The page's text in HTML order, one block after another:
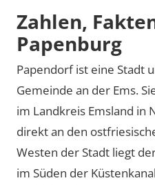
Zahlen,
Papenburg
Papendorf ist eine Stadt
Gemeinde an der Ems.
im Landkreis Emsland in
direkt an den
Westen der Stadt liegt
im Süden der